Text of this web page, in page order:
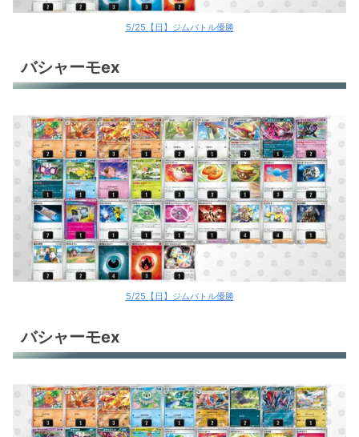
5/25【日】ジムバトル優勝
バシャーモex
5/25【日】ジムバトル優勝
バシャーモex